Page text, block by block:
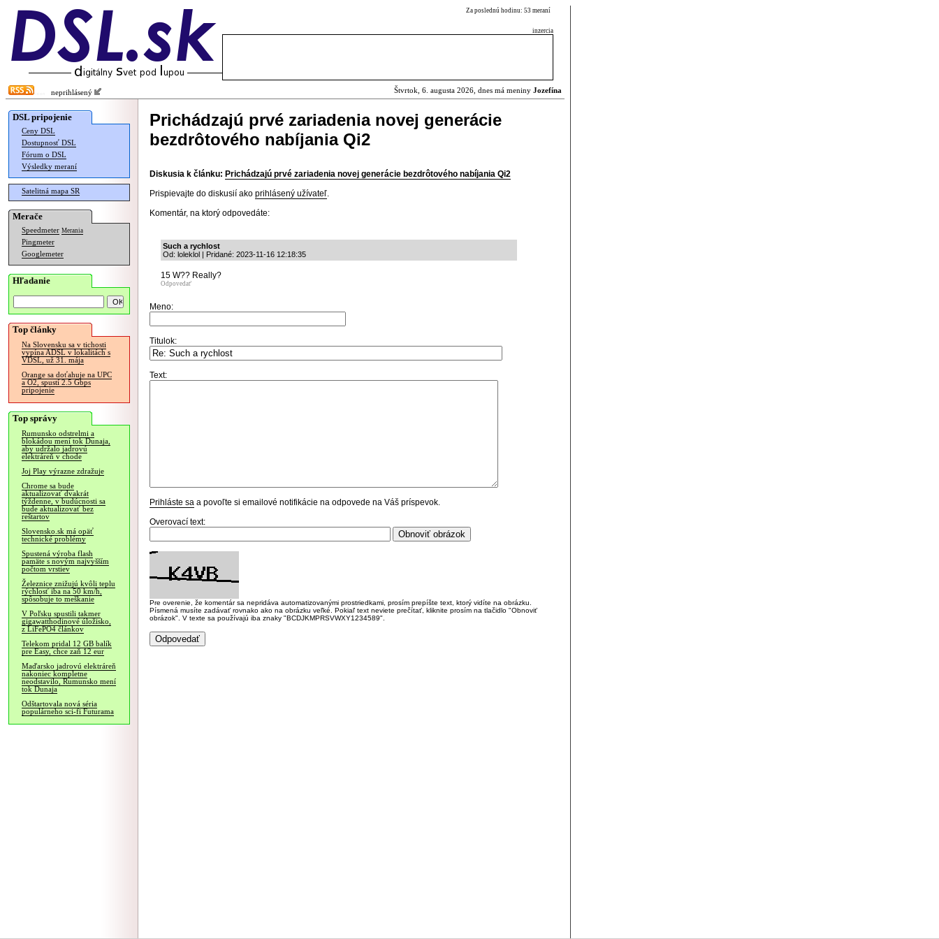
Za poslednú hodinu: 53 meraní
inzercia
neprihlásený Štvrtok, 6. augusta 2026, dnes má meniny Jozefína
DSL pripojenie
Ceny DSL
Dostupnosť DSL
Fórum o DSL
Výsledky meraní
Satelitná mapa SR
Merače
Speedmeter Merania
Pingmeter
Googlemeter
Hľadanie
Top články
Na Slovensku sa v tichosti
vypína ADSL v lokalitách s
VDSL, už 31. mája
Orange sa doťahuje na UPC
a O2, spustí 2.5 Gbps
pripojenie
Top správy
Rumunsko odstrelmi a
blokádou mení tok Dunaja,
aby udržalo jadrovú
elektráreň v chode
Joj Play výrazne zdražuje
Chrome sa bude
aktualizovať dvakrát
týždenne, v budúcnosti sa
bude aktualizovať bez
reštartov
Slovensko.sk má opäť
technické problémy
Spustená výroba flash
pamäte s novým najvyšším
počtom vrstiev
Železnice znižujú kvôli teplu
rýchlosť iba na 50 km/h,
spôsobuje to meškanie
V Poľsku spustili takmer
gigawatthodinové úložisko,
z LiFePO4 článkov
Telekom pridal 12 GB balík
pre Easy, chce zaň 12 eur
Maďarsko jadrovú elektráreň
nakoniec kompletne
neodstavilo, Rumunsko mení
tok Dunaja
Odštartovala nová séria
populárneho sci-fi Futurama
Prichádzajú prvé zariadenia novej generácie
bezdrôtového nabíjania Qi2
Diskusia k článku: Prichádzajú prvé zariadenia novej generácie bezdrôtového nabíjania Qi2
Prispievajte do diskusií ako prihlásený užívateľ.
Komentár, na ktorý odpovedáte:
Such a rychlost
Od: loleklol | Pridané: 2023-11-16 12:18:35
15 W?? Really?
Odpovedať
Meno:
Titulok:
Text:
Prihláste sa a povoľte si emailové notifikácie na odpovede na Váš príspevok.
Overovací text:
Pre overenie, že komentár sa nepridáva automatizovanými prostriedkami, prosím prepíšte text, ktorý vidíte na obrázku.
Písmená musíte zadávať rovnako ako na obrázku veľké. Pokiaľ text neviete prečítať, kliknite prosím na tlačidlo "Obnoviť
obrázok". V texte sa používajú iba znaky "BCDJKMPRSVWXY1234589".